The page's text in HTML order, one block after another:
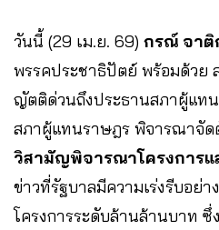
วันนี้ (29 เม.ย. 69) กรณ์ จา
พรรคประชาธิปัตย์ พร้อมด้วย
ญัตติด่วนถึงประธานสภาผู้แท
สภาผู้แทนราษฎร พิจารณาจัด
วิสามัญพิจารณาโครงการ
ข่าวที่รัฐบาลมีความเร่งรีบอย่
โครงการระดับล้านล้านบาท ซึ่